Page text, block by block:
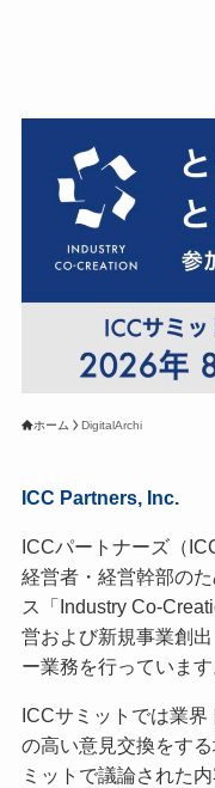
ホーム DigitalArchi
ICC Partners, Inc.
ICCパートナーズ（
経営者・経営幹部の
ス「Industry Co-
営および新規事業創
ー業務を行っています
ICCサミットでは業
の高い意見交換をす
ミットで議論された